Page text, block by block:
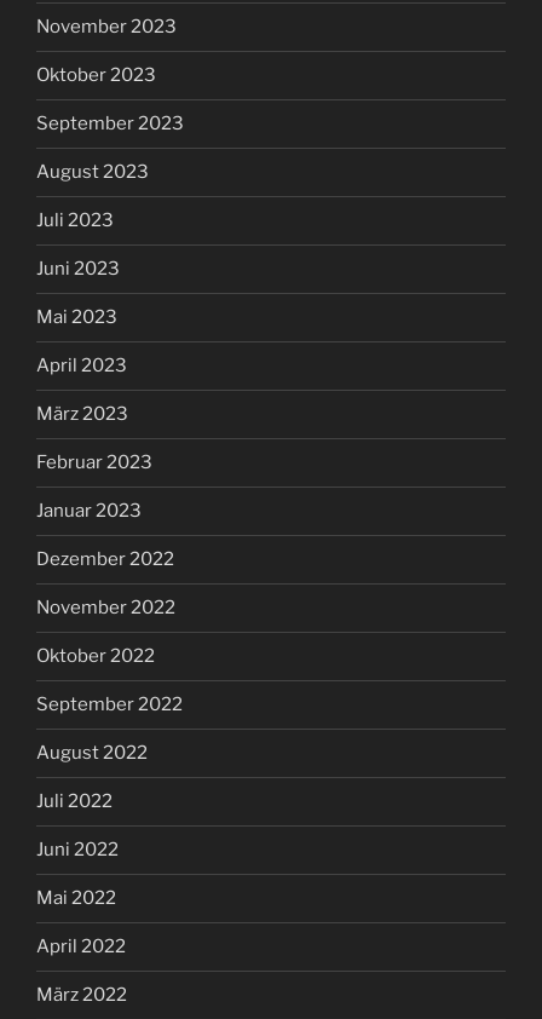
November 2023
Oktober 2023
September 2023
August 2023
Juli 2023
Juni 2023
Mai 2023
April 2023
März 2023
Februar 2023
Januar 2023
Dezember 2022
November 2022
Oktober 2022
September 2022
August 2022
Juli 2022
Juni 2022
Mai 2022
April 2022
März 2022